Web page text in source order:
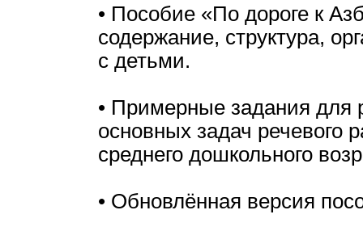
• Пособие «По дороге к
содержание, структура,
с детьми.
• Примерные задания для
основных задач речевого
среднего дошкольного
• Обновлённая версия